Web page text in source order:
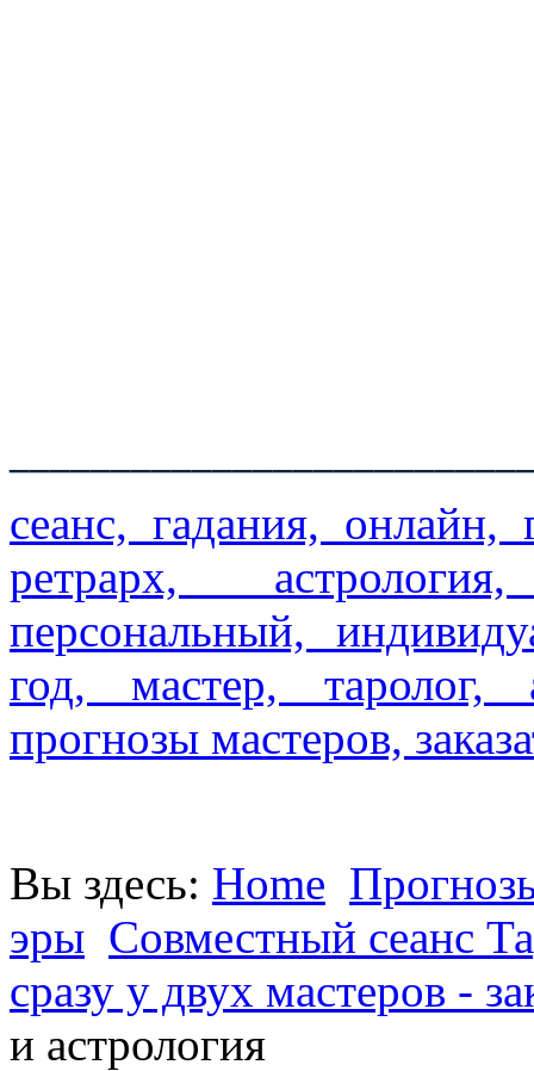
сеанс, гадания, онлайн,
ретрарх,
персональный,
год, мастер, таролог,
прогнозы мастеров,
Вы здесь: Home
эры Совместный сеанс
сразу у двух мастеров -
и астрология